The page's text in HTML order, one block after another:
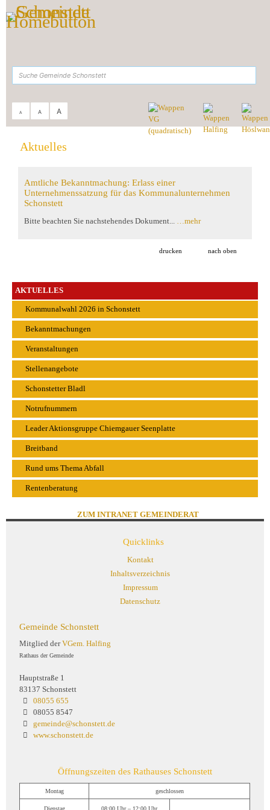
Zum Inhalt, zur Navigation
A A A
AKTUELLES
Kommunalwahl 2026 in Schonstett
Bekanntmachungen
Veranstaltungen
Stellenangebote
Schonstetter Bladl
Notrufnummern
Leader Aktionsgruppe Chiemgauer Seenplatte
Breitband
Rund ums Thema Abfall
Rentenberatung
Aktuelles
Aktuelles
Amtliche Bekanntmachung: Erlass einer
Unternehmenssatzung für das Kommunalunternehmen
Schonstett
Bitte beachten Sie nachstehendes Dokument... …mehr
drucken nach oben
ZUM INTRANET GEMEINDERAT
Quicklinks
Kontakt
Inhaltsverzeichnis
Impressum
Datenschutz
Gemeinde Schonstett
Mitglied derVGem. Halfing
Rathaus der Gemeinde
Hauptstraße 1
83137 Schonstett
08055 655
08055 8547
gemeinde@schonstett.de
www.schonstett.de
Öffnungszeiten des Rathauses Schonstett
Montag geschlossen